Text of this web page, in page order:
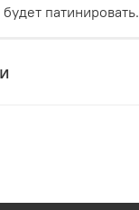
патинировать.